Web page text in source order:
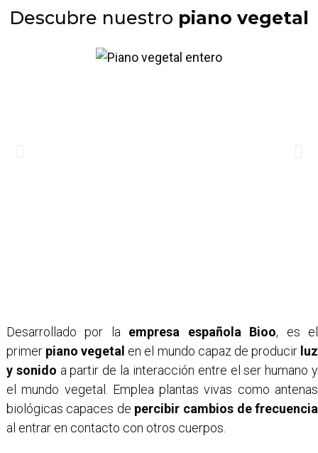
Descubre nuestro piano vegetal
Desarrollado por la empresa española Bioo, es el
primer piano vegetal en el mundo capaz de producirluz
y sonido a partir de la interacción entre el ser humano y
el mundo vegetal. Emplea plantas vivas como antenas
biológicas capaces de percibir cambios de frecuencia
al entrar en contacto con otros cuerpos.